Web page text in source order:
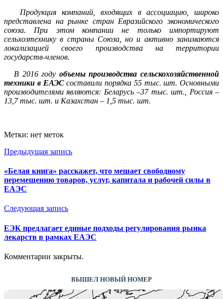
Продукция компаний, входящих в ассоциацию, широко
представлена на рынке стран Евразийского экономического
союза. При этом компании не только импортируют
сельхозтехнику в страны Союза, но и активно занимаются
локализацией своего производства на территории
государств-членов.
В 2016 году объемы производства сельскохозяйственной
техники в ЕАЭСсоставили порядка 55 тыс. шт. Основными
производителями являются: Беларусь –37 тыс. шт., Россия –
13,7 тыс. шт. и Казахстан – 1,5 тыс. шт.
Метки: нет меток
Предыдущая запись
«Белая книга» расскажет, что мешает свободному
перемещению товаров, услуг, капитала и рабочей силы в
ЕАЭС
Следующая запись
ЕЭК предлагает единые подходы регулирования рынка
лекарств в рамках ЕАЭС
Комментарии закрыты.
ВЫШЕЛ НОВЫЙ НОМЕР